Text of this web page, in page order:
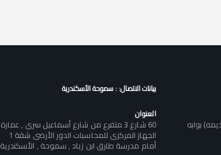
بوابه
بيانات الاتصال: : سموحة الأسكندرية
العنوان
60 شارع 3 متفرع من شارع أسماعيل سرى , عمارة
الجهاز المركزى للمحاسبات الدور الأرضى شقة 1
أمام مدرسة طارق ابن زياد , سموحة , الأسكندرية